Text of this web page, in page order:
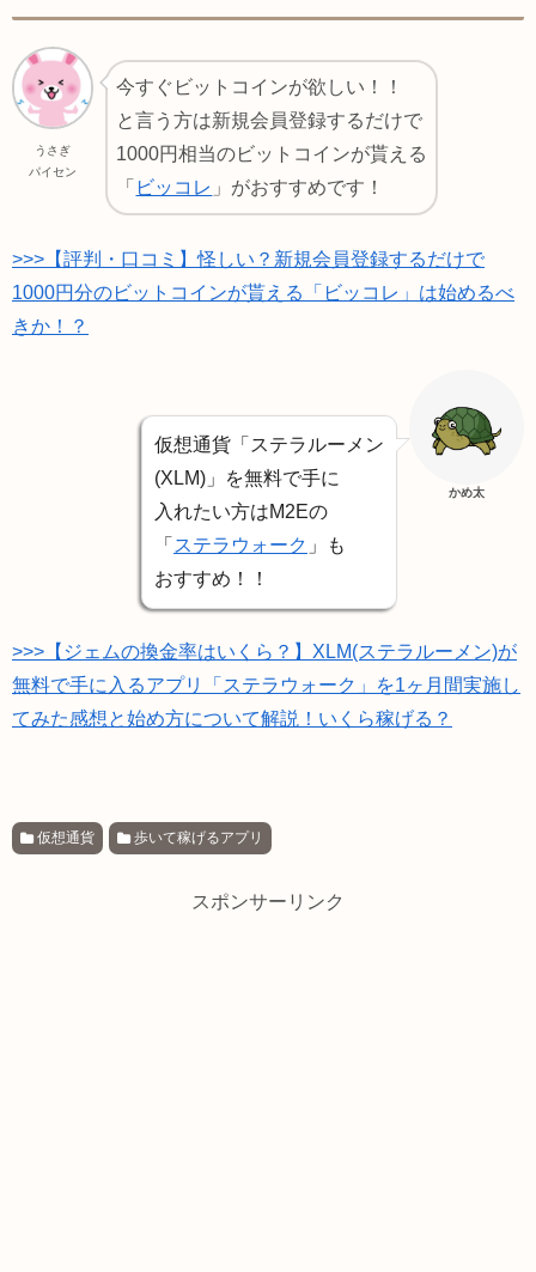
うさぎ
パイセン
今すぐビットコインが欲しい！！
と言う方は新規会員登録するだけで
1000円相当のビットコインが貰える
「 ビッコレ 」がおすすめです！
>>>【評判・口コミ】怪しい？新規会員登録するだけで
1000円分のビットコインが貰える「ビッコレ」は始めるべ
きか ！？
仮想通貨「ステラルーメン
(XLM)」を無料で手に
入れたい方はM2Eの
「 ステラウォーク 」も
おすすめ！！
かめ太
>>>【ジェムの換金率はいくら？】XLM(ステラルーメン)が
無料で手に入るアプリ「ステラウォーク」を1ヶ月間実施し
てみた感想と始め方について解説！いくら稼げる？
仮想通貨 歩いて稼げるアプリ
スポンサーリンク